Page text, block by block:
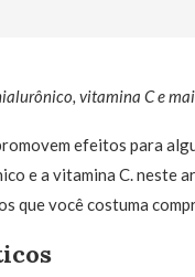
vitamina C e
efeitos para
e a vitamina C. neste
que você costuma